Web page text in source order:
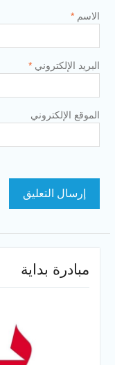
الاسم *
البريد الإلكتروني *
الموقع الإلكتروني
مبادرة بداية